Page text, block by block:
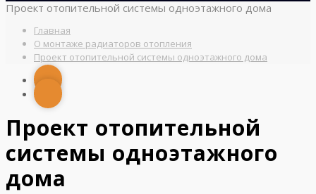
Проект отопительной системы одноэтажного дома
Главная
О монтаже радиаторов отопления
Проект отопительной системы одноэтажного дома
Проект отопительной
системы одноэтажного
дома